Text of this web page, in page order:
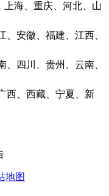
上海、重庆、河北、山
安徽、福建、江西、
四川、贵州、云南、
西、西藏、宁夏、新
地图